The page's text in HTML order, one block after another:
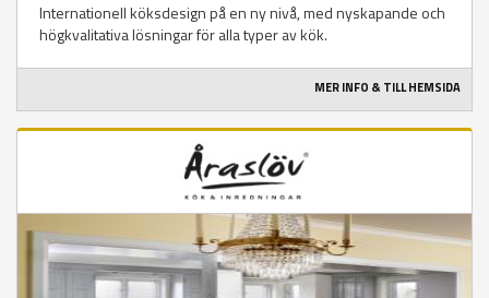
Internationell köksdesign på en ny nivå, med nyskapande och
högkvalitativa lösningar för alla typer av kök.
MER INFO & TILL HEMSIDA